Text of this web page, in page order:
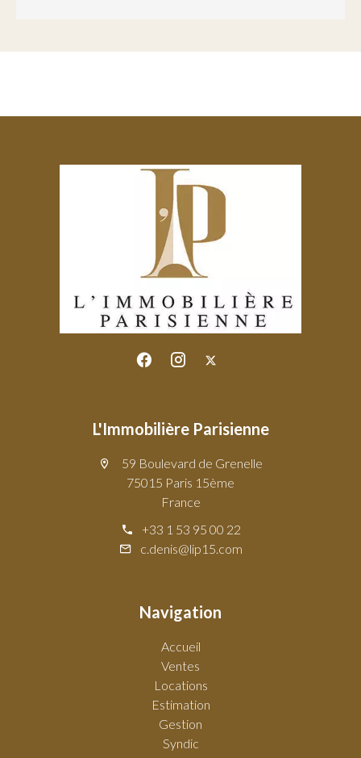
L'Immobilière Parisienne
59 Boulevard de Grenelle
75015 Paris 15ème
France
+33 1 53 95 00 22
c.denis@lip15.com
Navigation
Accueil
Ventes
Locations
Estimation
Gestion
Syndic